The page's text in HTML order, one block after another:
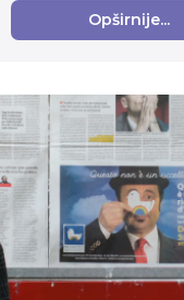
Opširnije...